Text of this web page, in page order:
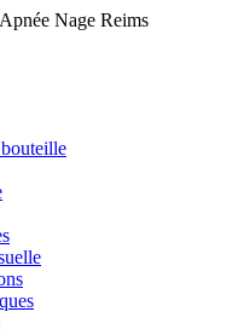
Nage Reims